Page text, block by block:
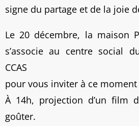
signe du partage et de la joie
Le 20 décembre, la maison
s’associe au centre social
CCAS
pour vous inviter à ce moment
À 14h, projection d’un film
goûter.